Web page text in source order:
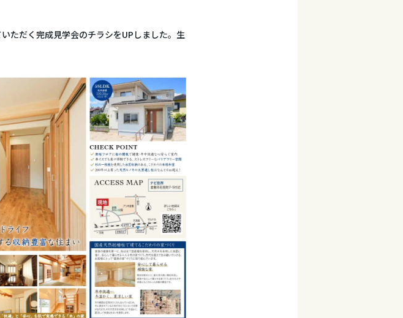
ただく完成見学会のチラシをUPしました。生